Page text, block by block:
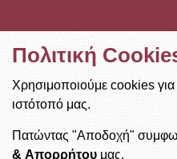
Πολιτική
Χρησιμοποιούμε cookies για
ιστότοπό μας.
Πατώντας "Αποδοχή"
& Απορρήτου μας.